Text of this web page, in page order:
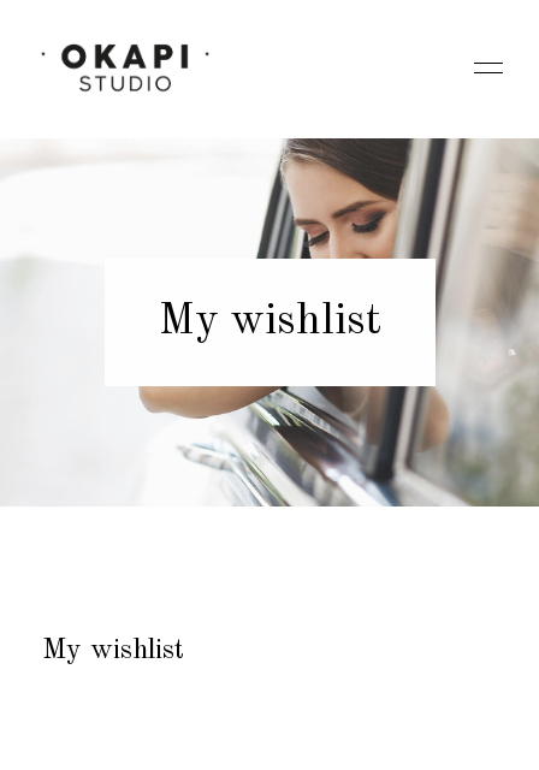
My wishlist
My wishlist